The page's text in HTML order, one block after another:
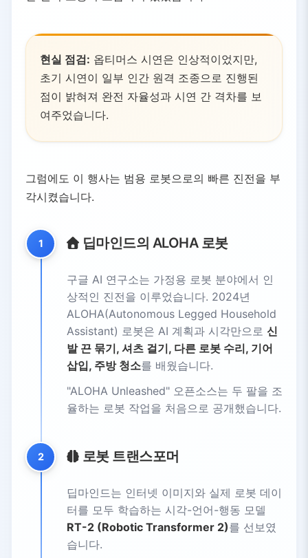
현실 점검: 옵티머스 시연은 인상적이었지만,
초기 시연이 일부 인간 원격 조종으로 진행된
점이 밝혀져 완전 자율성과 시연 간 격차를 보
여주었습니다.
그럼에도 이 행사는 범용 로봇으로의 빠른 진전을 부
각시켰습니다.
1 딥마인드의 ALOHA 로봇
구글 AI 연구소는 가정용 로봇 분야에서 인
상적인 진전을 이루었습니다. 2024년
ALOHA(Autonomous Legged Household
Assistant) 로봇은 AI 계획과 시각만으로 신
발 끈 묶기, 셔츠 걸기, 다른 로봇 수리, 기어
삽입, 주방 청소를 배웠습니다.
"ALOHA Unleashed" 오픈소스는 두 팔을 조
율하는 로봇 작업을 처음으로 공개했습니다.
2 로봇 트랜스포머
딥마인드는 인터넷 이미지와 실제 로봇 데이
터를 모두 학습하는 시각-언어-행동 모델
RT-2 (Robotic Transformer 2)를 선보였
습니다.